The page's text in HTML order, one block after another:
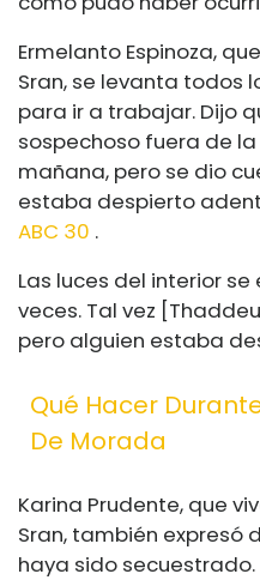
Ermelanto Espinoza,
Sran, se levanta todos
para ir a trabajar. Dijo
sospechoso fuera de
mañana, pero se dio
estaba despierto
ABC 30 .
Las luces del interior
veces. Tal vez
pero alguien estaba
Qué Hacer
De Morada
Karina Prudente, que
Sran, también expresó
haya sido secuestrado.